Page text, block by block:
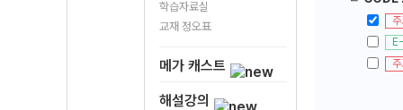
학습자료실
교재 정오표
메가 캐스트
해설강의